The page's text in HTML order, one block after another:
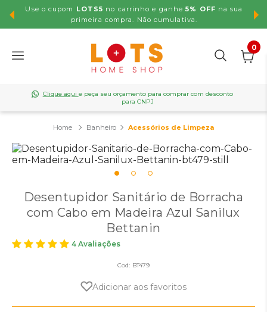
Use o cupom LOTS5 no carrinho e ganhe5% OFF na sua
primeira compra. Não cumulativa.
0
Clique aqui e peça seu orçamento para comprar com desconto
para CNPJ
Banheiro Acessórios de Limpeza
Desentupidor Sanitário de Borracha
com Cabo em Madeira Azul Sanilux
Bettanin
4 Avaliações
Cod: BT479
Adicionar aos favoritos